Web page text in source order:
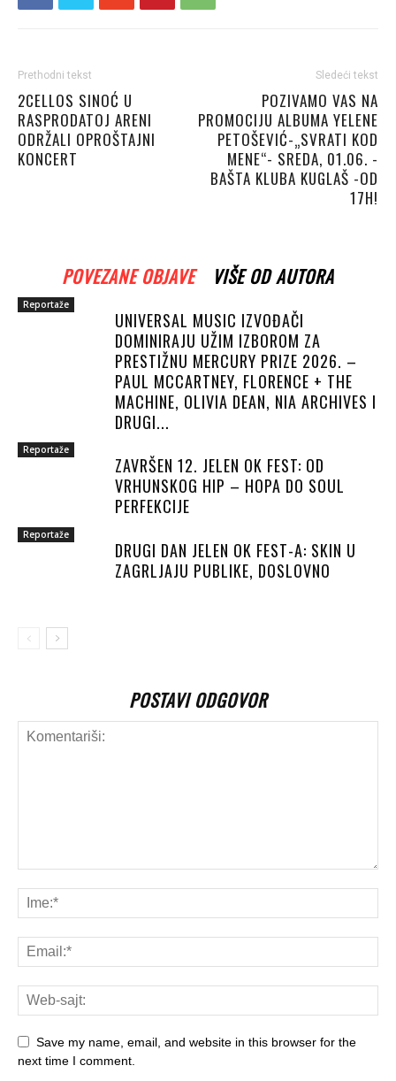
Prethodni tekst
2CELLOS SINOĆ U
RASPRODATOJ ARENI
ODRŽALI OPROŠTAJNI
KONCERT
Sledeći tekst
POZIVAMO VAS NA
PROMOCIJU ALBUMA YELENE
PETOŠEVIĆ-„SVRATI KOD
MENE“- SREDA, 01.06. -
BAŠTA KLUBA KUGLAŠ -OD
17H!
POVEZANE OBJAVE VIŠE OD AUTORA
Reportaže
UNIVERSAL MUSIC IZVOĐAČI
DOMINIRAJU UŽIM IZBOROM ZA
PRESTIŽNU MERCURY PRIZE 2026. –
PAUL MCCARTNEY, FLORENCE + THE
MACHINE, OLIVIA DEAN, NIA ARCHIVES I
DRUGI...
Reportaže
ZAVRŠEN 12. JELEN OK FEST: OD
VRHUNSKOG HIP – HOPA DO SOUL
PERFEKCIJE
Reportaže
DRUGI DAN JELEN OK FEST-A: SKIN U
ZAGRLJAJU PUBLIKE, DOSLOVNO
POSTAVI ODGOVOR
Save my name, email, and website in this browser for the
next time I comment.